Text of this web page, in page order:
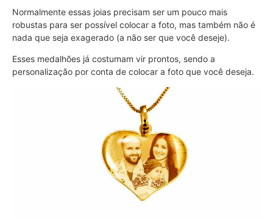
Normalmente essas joias precisam ser um pouco mais
robustas para ser possível colocar a foto, mas também não é
nada que seja exagerado (a não ser que você deseje).
Esses medalhões já costumam vir prontos, sendo a
personalização por conta de colocar a foto que você deseja.